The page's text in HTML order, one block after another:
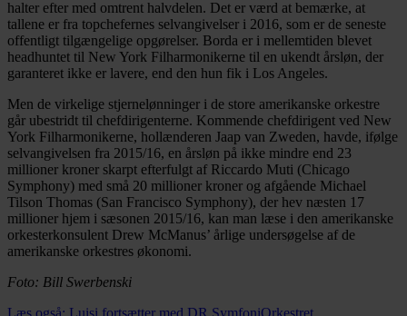
halter efter med omtrent halvdelen. Det er værd at bemærke, at
tallene er fra topchefernes selvangivelser i 2016, som er de seneste
offentligt tilgængelige opgørelser. Borda er i mellemtiden blevet
headhuntet til New York Filharmonikerne til en ukendt årsløn, der
garanteret ikke er lavere, end den hun fik i Los Angeles.
Men de virkelige stjernelønninger i de store amerikanske orkestre
går ubestridt til chefdirigenterne. Kommende chefdirigent ved New
York Filharmonikerne, hollænderen Jaap van Zweden, havde, ifølge
selvangivelsen fra 2015/16, en årsløn på ikke mindre end 23
millioner kroner skarpt efterfulgt af Riccardo Muti (Chicago
Symphony) med små 20 millioner kroner og afgående Michael
Tilson Thomas (San Francisco Symphony), der hev næsten 17
millioner hjem i sæsonen 2015/16, kan man læse i den amerikanske
orkesterkonsulent Drew McManus’ årlige undersøgelse af de
amerikanske orkestres økonomi.
Foto: Bill Swerbenski
Læs også: Luisi fortsætter med DR SymfoniOrkestret